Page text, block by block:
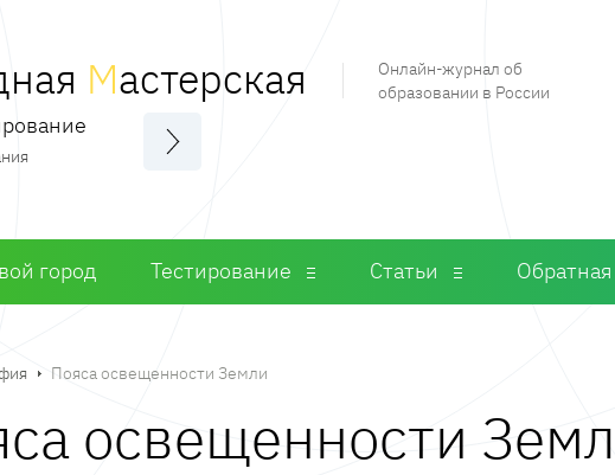
Мастерская
Онлайн-журнал об
образовании в России
город Тестирование Статьи
Пояса освещенности Земли
освещенности